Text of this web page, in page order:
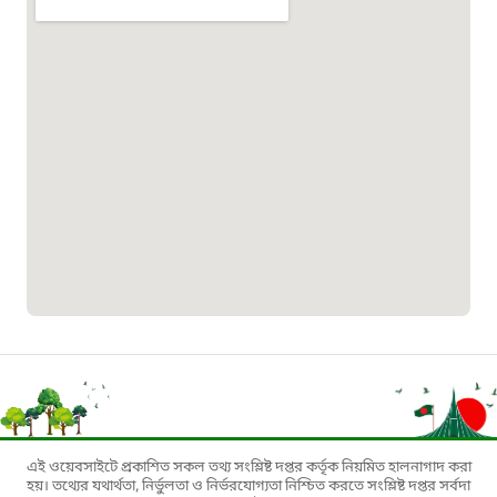
১৬৪৪৫
১৬৫৭৫
ই-জিপি ইমার্জেন্সি হটলাইন
এই ওয়েবসাইটে প্রকাশিত সকল তথ্য সংশ্লিষ্ট দপ্তর কর্তৃক নিয়মিত হালনাগাদ করা
হয়। তথ্যের যথার্থতা, নির্ভুলতা ও নির্ভরযোগ্যতা নিশ্চিত করতে সংশ্লিষ্ট দপ্তর সর্বদা